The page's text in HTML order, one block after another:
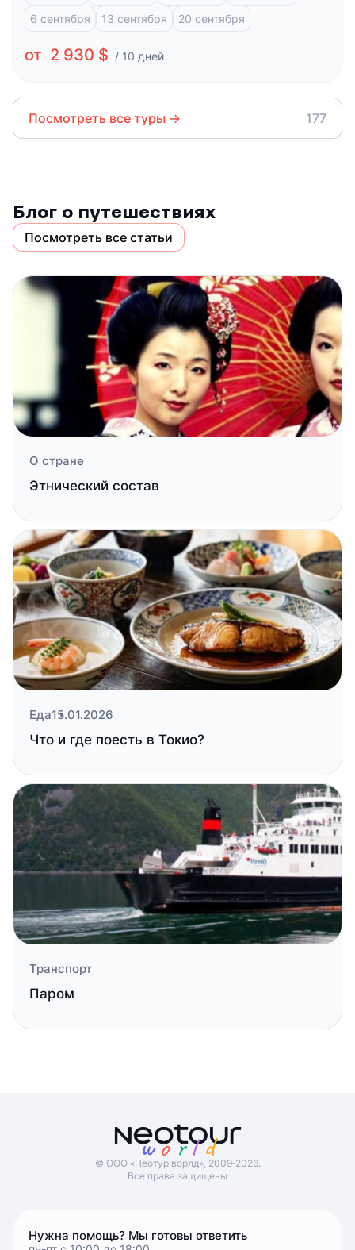
6 сентября
13 сентября 20 сентября
от 2 930 $ / 10 дней
Посмотреть все туры → 177
Блог о путешествиях
Посмотреть все статьи
О стране
Этнический состав
Еда15.01.2026
Что и где поесть в Токио?
Транспорт
Паром
© ООО «Неотур ворлд», 2009‑2026.
Все права защищены
Нужна помощь? Мы готовы ответить